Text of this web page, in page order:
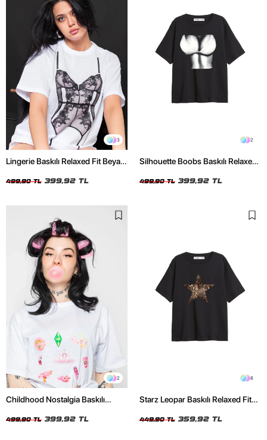
3
Lingerie Baskılı Relaxed Fit Beyaz
499,90 TL 399,92 TL
2
Silhouette Boobs Baskılı Relaxed
499,90 TL 399,92 TL
2
Childhood Nostalgia Baskılı
499,90 TL 399,92 TL
8
Starz Leopar Baskılı Relaxed Fit
449,90 TL 359,92 TL